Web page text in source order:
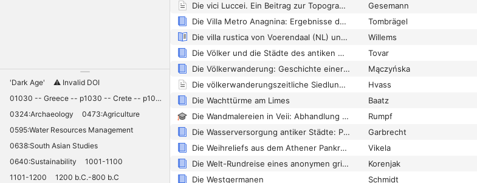
'Dark Age'
⚠️ Invalid DOI
01030 -- Greece -- p1030 -- Crete -- p1030 -- Knossos -- 11030 -- palaces -- Minoan -- 10420
0324:Archaeology
0473:Agriculture
0595:Water Resources Management
0638:South Asian Studies
0640:Sustainability
1001-1100
1101-1200
1200 b.C.-800 b.C
Die vici Luccei. Ein Beitrag zur Topographie von Rom.
Gesemann
Die Villa Metro Anagnina: Ergebnisse der stratigraphischen Ausgrabungen 2010 bis 2019
Tombrägel
Die villa rustica von Voerendaal (NL) und die ländliche Besiedlung
Willems
Die Völker und die Städte des antiken Hispanien
Tovar
Die Völkerwanderung: Geschichte einer ruhelosen Epoche im 4. und 5. Jahrhundert
Mączyńska
Die völkerwanderungszeitliche Siedlung Vorbasse, Mitteljütland
Hvass
Die Wachttürme am Limes
Baatz
Die Wandmalereien in Veii: Abhandlung der Hohen Philosophischen Fakultät der Universität Leipzig zur Erlangung der Doktorwürde
Rumpf
Die Wasserversorgung antiker Städte: Pergamon, Rechte/Verwaltung, Brunnen/Nymphäen, Brauelemente
Garbrecht
Die Weihreliefs aus dem Athener Pankrates-Heiligtum am Ilissos: religionsgeschichtliche Bedeutung und Typologie
Vikela
Die Welt-Rundreise eines anonymen griechischen Autors
Korenjak
Die Westgermanen
Schmidt